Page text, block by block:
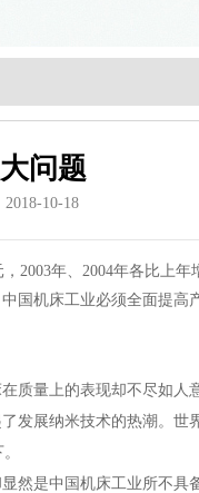
问题
10-18
2003年、2004年各比上年
国机床工业必须全面提高
量上的表现却不尽如人意
展纳米技术的热潮。世
是中国机床工业所不具